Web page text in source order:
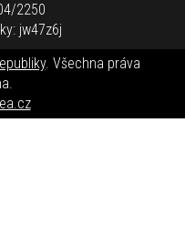
2250
jw47z6j
. Všechna práva